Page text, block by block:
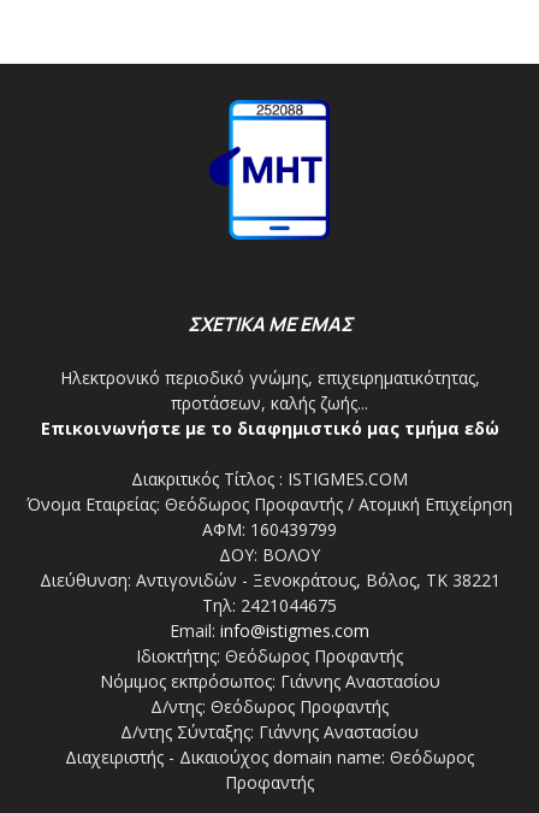
ΣΧΕΤΙΚΑ ΜΕ ΕΜΑΣ
Ηλεκτρονικό περιοδικό γνώμης, επιχειρηματικότητας,
προτάσεων, καλής ζωής...
Επικοινωνήστε με το διαφημιστικό μας τμήμα εδώ
Διακριτικός Τίτλος : ISTIGMES.COM
Όνομα Εταιρείας: Θεόδωρος Προφαντής / Ατομική Επιχείρηση
ΑΦΜ: 160439799
ΔΟΥ: ΒΟΛΟΥ
Διεύθυνση: Αντιγονιδών - Ξενοκράτους, Βόλος, ΤΚ 38221
Τηλ: 2421044675
Email: info@istigmes.com
Ιδιοκτήτης: Θεόδωρος Προφαντής
Νόμιμος εκπρόσωπος: Γιάννης Αναστασίου
Δ/ντης: Θεόδωρος Προφαντής
Δ/ντης Σύνταξης: Γιάννης Αναστασίου
Διαχειριστής - Δικαιούχος domain name: Θεόδωρος
Προφαντής